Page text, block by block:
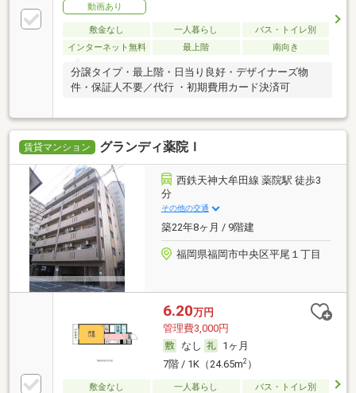
動画あり
敷金なし 一人暮らし
バス・トイレ別
インターネット無料
最上階 南向き
分譲タイプ・最上階・日当り良好・デザイナーズ物
件・保証人不要／代行 ・初期費用カード決済可
賃貸マンション グランディ薬院Ｉ
西鉄天神大牟田線 薬院駅 徒歩3
分
その他の交通
築22年8ヶ月 / 9階建
福岡県福岡市中央区平尾１丁目
6.20万円
管理費3,000円
なし
1ヶ月
7階 / 1K（24.65m2）
敷金なし 一人暮らし
バス・トイレ別